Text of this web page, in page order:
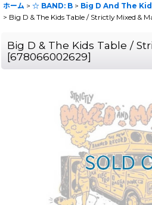
ホーム > ☆ BAND: B > Big D And The
> Big D & The Kids Table / Strictly Mixed &
Big D & The Kids Table /
[678066002629]